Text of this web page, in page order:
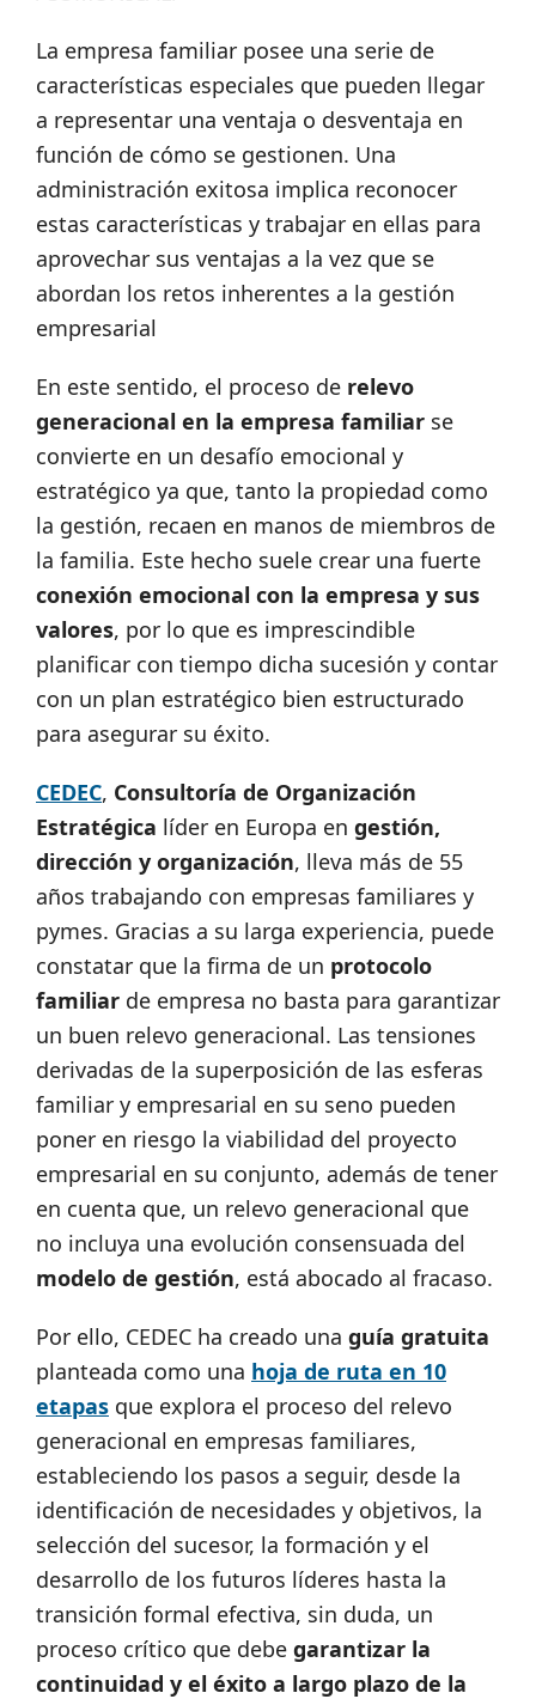
La empresa familiar posee una serie de
características especiales que pueden llegar
a representar una ventaja o desventaja en
función de cómo se gestionen. Una
administración exitosa implica reconocer
estas características y trabajar en ellas para
aprovechar sus ventajas a la vez que se
abordan los retos inherentes a la gestión
empresarial
En este sentido, el proceso de relevo
generacional en la empresa familiar se
convierte en un desafío emocional y
estratégico ya que, tanto la propiedad como
la gestión, recaen en manos de miembros de
la familia. Este hecho suele crear una fuerte
conexión emocional con la empresa y sus
valores, por lo que es imprescindible
planificar con tiempo dicha sucesión y contar
con un plan estratégico bien estructurado
para asegurar su éxito.
CEDEC, Consultoría de Organización
Estratégica líder en Europa en gestión,
dirección y organización, lleva más de 55
años trabajando con empresas familiares y
pymes. Gracias a su larga experiencia, puede
constatar que la firma de un protocolo
familiar de empresa no basta para garantizar
un buen relevo generacional. Las tensiones
derivadas de la superposición de las esferas
familiar y empresarial en su seno pueden
poner en riesgo la viabilidad del proyecto
empresarial en su conjunto, además de tener
en cuenta que, un relevo generacional que
no incluya una evolución consensuada del
modelo de gestión, está abocado al fracaso.
Por ello, CEDEC ha creado una guía gratuita
planteada como una hoja de ruta en 10
etapas que explora el proceso del relevo
generacional en empresas familiares,
estableciendo los pasos a seguir, desde la
identificación de necesidades y objetivos, la
selección del sucesor, la formación y el
desarrollo de los futuros líderes hasta la
transición formal efectiva, sin duda, un
proceso crítico que debe garantizar la
continuidad y el éxito a largo plazo de la